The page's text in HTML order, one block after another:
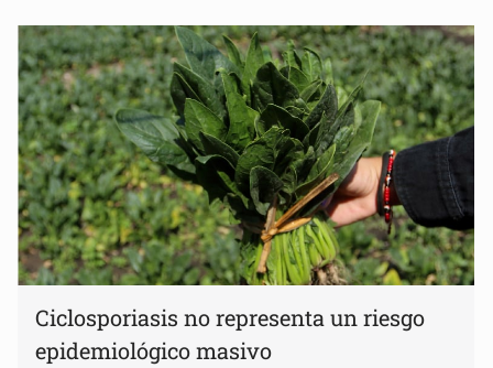
Ciclosporiasis no representa un riesgo
epidemiológico masivo